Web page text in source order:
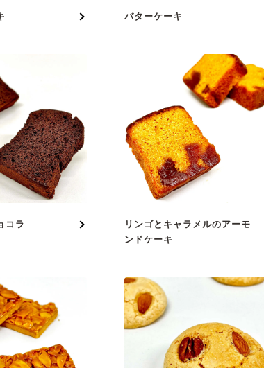
バターケーキ
コラ
リンゴとキャラメルのアーモ
ンドケーキ